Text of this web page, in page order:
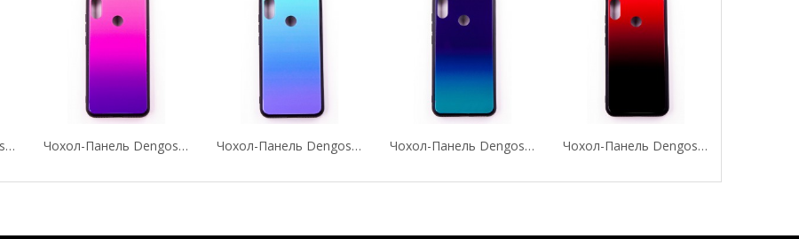
Чохол-Панель Dengos (Back Cover) "Mirror" Для... Чохол-Панель Dengos (Back Cover) "Mirror" Для... Чохол-Панель Dengos (Back Cover) "Mirror" Для... Чохол-Панель Dengos (Back Cover) "Mirror" Для... Чохол-Панель Dengos (Back Cover) "Mirror" Для...